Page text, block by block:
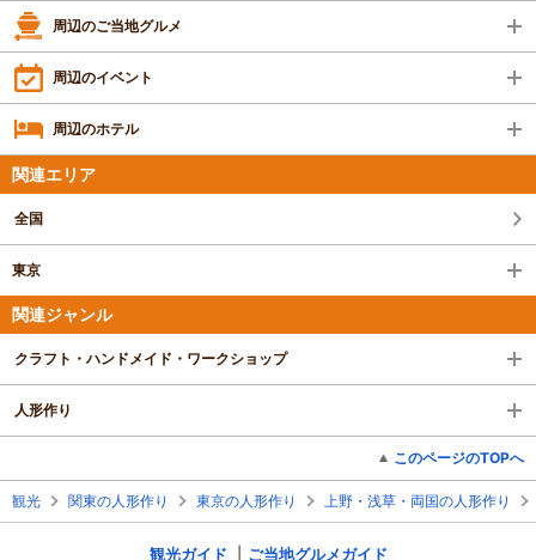
周辺のご当地グルメ
周辺のイベント
周辺のホテル
関連エリア
全国
東京
関連ジャンル
クラフト・ハンドメイド・ワークショップ
人形作り
このページのTOPへ
観光 関東の人形作り 東京の人形作り 上野・浅草・両国の人形作り
観光ガイド ご当地グルメガイド